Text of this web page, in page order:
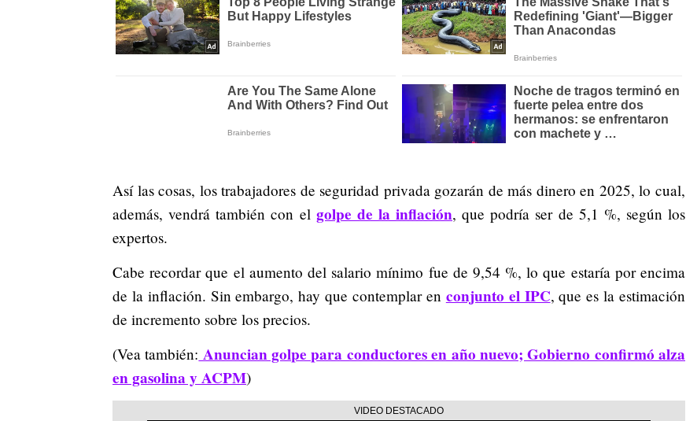
Así las cosas, los trabajadores de seguridad privada gozarán de más dinero en 2025, lo cual,
además, vendrá también con el golpe de la inflación, que podría ser de 5,1 %, según los
expertos.
Cabe recordar que el aumento del salario mínimo fue de 9,54 %, lo que estaría por encima
de la inflación. Sin embargo, hay que contemplar en conjunto el IPC, que es la estimación
de incremento sobre los precios.
(Vea también: Anuncian golpe para conductores en año nuevo; Gobierno confirmó alza
en gasolina y ACPM)